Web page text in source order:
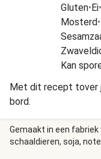
Gluten•Ei•
Mosterd•
Kan
Met dit recept tover
bord.
Gemaakt in een fabriek
schaaldieren, soja,